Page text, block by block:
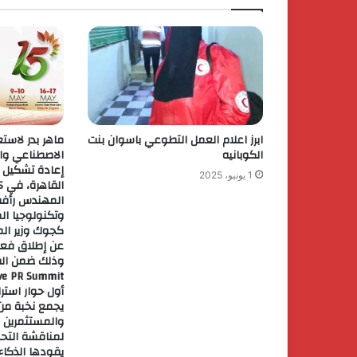
ابرز اعلام العمل التطوعي باسوان بنت
الكوبانيه
1 يونيو، 2025
ماهر بدر
الاصطناعي
إعادة تشكيل
المهندس
وتكنولوجيا
كجوك وزير
وذلك ضمن
أول حوار
يجمع نخبة
والمستثمرين
لمناقشة
يقودها